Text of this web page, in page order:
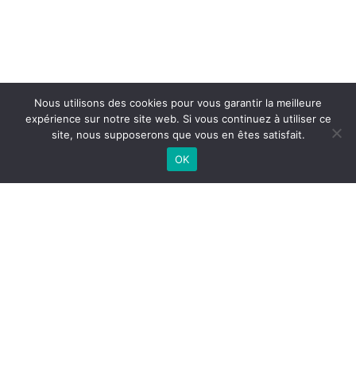
Nous utilisons des cookies pour vous garantir la meilleure
expérience sur notre site web. Si vous continuez à utiliser ce
site, nous supposerons que vous en êtes satisfait.
OK